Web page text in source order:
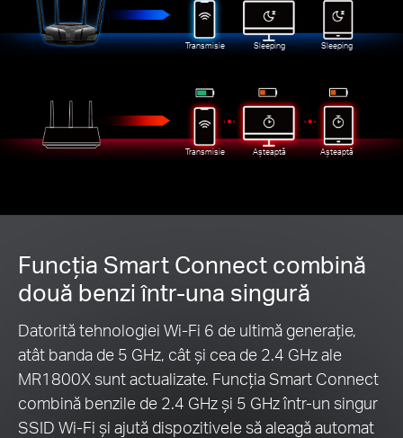
Transmisie Sleeping Sleeping
Transmisie Așteaptă Așteaptă
Funcția Smart Connect combină
două benzi într-una singură
Datorită tehnologiei Wi-Fi 6 de ultimă generație,
atât banda de 5 GHz, cât și cea de 2.4 GHz ale
MR1800X sunt actualizate. Funcția Smart Connect
combină benzile de 2.4 GHz și 5 GHz într-un singur
SSID Wi-Fi și ajută dispozitivele să aleagă automat